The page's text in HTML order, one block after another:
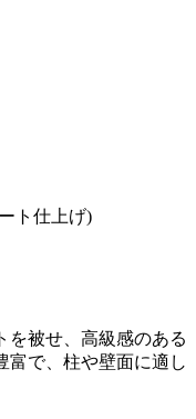
を被せ、高級感のある
富で、柱や壁面に適し